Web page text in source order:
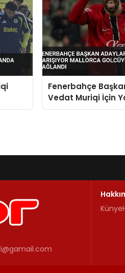
Fenerbahçe
Vedat Muriqi İçin
Mallorca Golcüyle
Künye